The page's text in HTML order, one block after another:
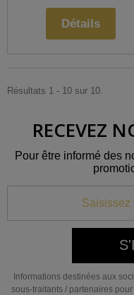
Détails
Résultats 1 - 10 sur 10.
RECEVEZ
Pour être informé des
Informations destinées aux
sous-traitants / partenaires